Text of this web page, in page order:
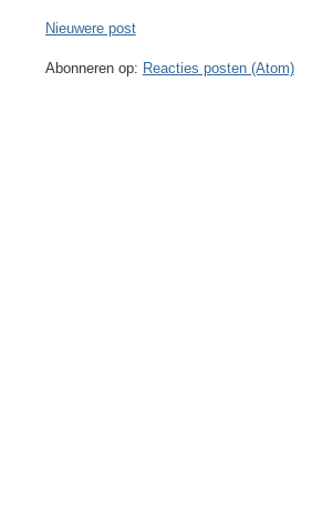
Nieuwere post
Abonneren op: Reacties posten (Atom)